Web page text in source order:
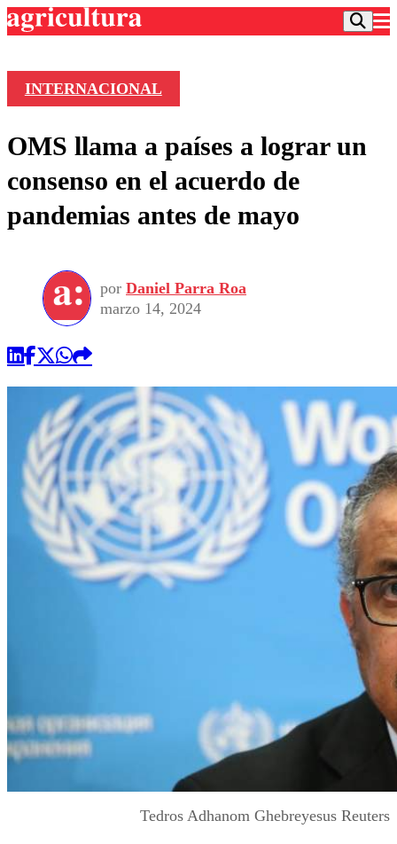
Frecuencias
Agricultura TV
Deportes
Colo Colo
Seleccion Chilena
Torneo Internacional
Universidad de Chile
Entretención
Economía
Internacional
Sustentabilidad
Publicaciones en medios
Opinión
INTERNACIONAL
OMS llama a países a lograr un
consenso en el acuerdo de
pandemias antes de mayo
por Daniel Parra Roa
marzo 14, 2024
Tedros Adhanom Ghebreyesus Reuters